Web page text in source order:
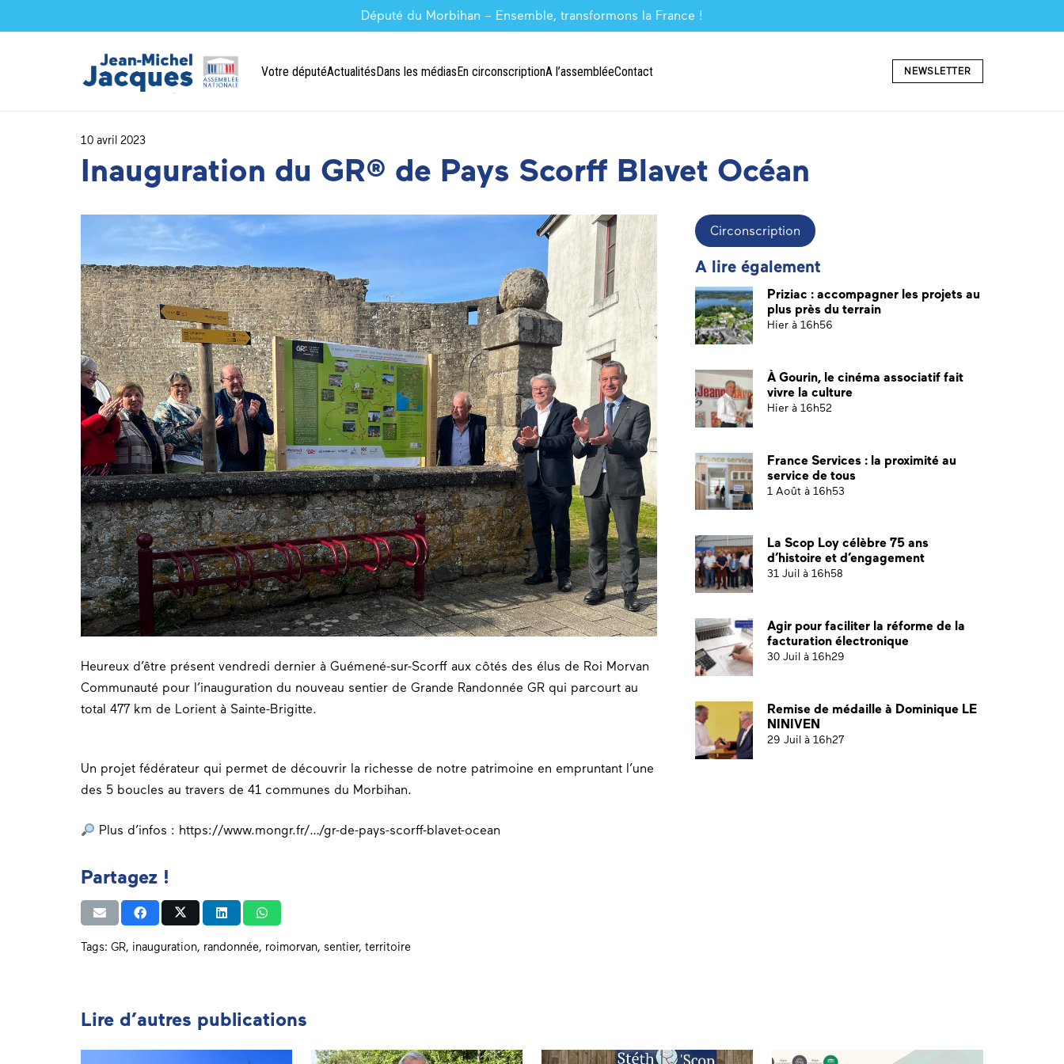
Député du Morbihan – Ensemble, transformons la France !
Votre députéActualitésDans les médiasEn circonscriptionA l’assembléeContact NEWSLETTER
10 avril 2023
Inauguration du GR® de Pays Scorff Blavet Océan
Heureux d’être présent vendredi dernier à Guémené-sur-Scorff aux côtés des élus de Roi Morvan
Communauté pour l’inauguration du nouveau sentier de Grande Randonnée GR qui parcourt au
total 477 km de Lorient à Sainte-Brigitte.
Un projet fédérateur qui permet de découvrir la richesse de notre patrimoine en empruntant l’une
des 5 boucles au travers de 41 communes du Morbihan.
Plus d’infos : https://www.mongr.fr/…/gr-de-pays-scorff-blavet-ocean
Circonscription
A lire également
Priziac : accompagner les projets au
plus près du terrain
Hier à 16h56
À Gourin, le cinéma associatif fait
vivre la culture
Hier à 16h52
France Services : la proximité au
service de tous
1 Août à 16h53
La Scop Loy célèbre 75 ans
d’histoire et d’engagement
31 Juil à 16h58
Agir pour faciliter la réforme de la
facturation électronique
30 Juil à 16h29
Remise de médaille à Dominique LE
NINIVEN
29 Juil à 16h27
Partagez !
Tags: GR, inauguration, randonnée, roimorvan, sentier, territoire
Lire d’autres publications